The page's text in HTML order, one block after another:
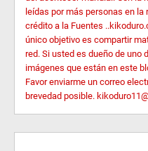
leídas por más personas en
crédito a la Fuentes
único objetivo es compartir
red. Si usted es dueño de uno
imágenes que están en este
Favor enviarme un correo
brevedad posible.